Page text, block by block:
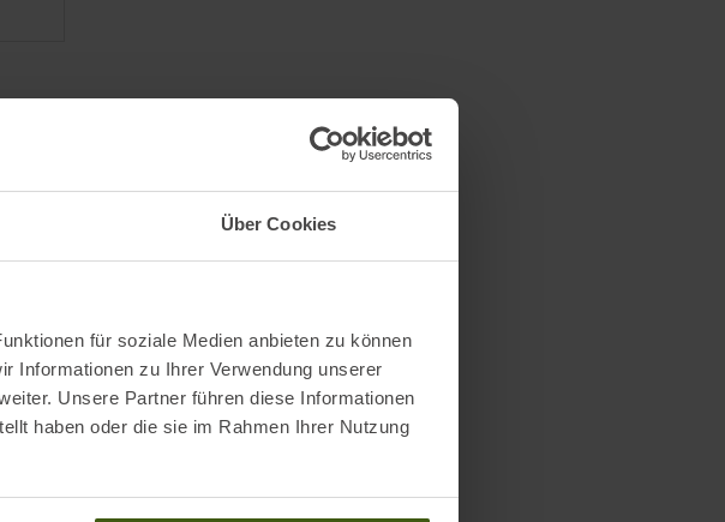
Über Cookies
für soziale Medien anbieten zu können
Informationen zu Ihrer Verwendung unserer
Unsere Partner führen diese Informationen
haben oder die sie im Rahmen Ihrer Nutzung